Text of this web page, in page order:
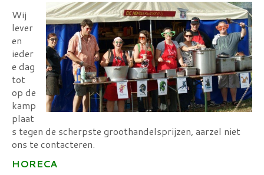
Wij
lever
en
ieder
e dag
tot
op de
kamp
plaat
s tegen de scherpste groothandelsprijzen, aarzel niet
ons te contacteren.
HORECA